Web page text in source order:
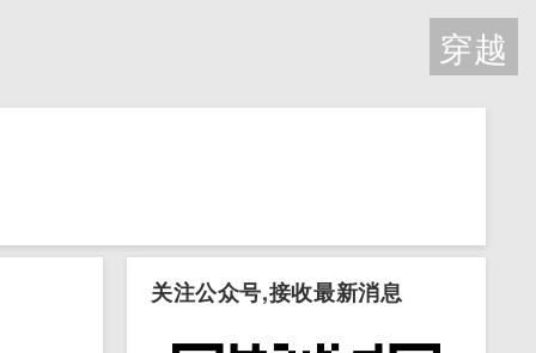
关注公众号,接收最新消息
穿越